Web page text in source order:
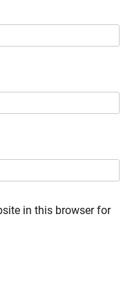
in this browser for